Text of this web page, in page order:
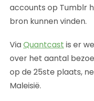
accounts op Tumblr
bron kunnen vinden.
ViaQuantcast is er
over het aantal
op de 25ste plaats,
Maleisië.